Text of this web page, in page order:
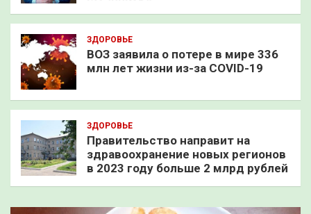
ЗДОРОВЬЕ
ВОЗ заявила о потере в мире 336
млн лет жизни из-за COVID-19
ЗДОРОВЬЕ
Правительство направит на
здравоохранение новых регионов
в 2023 году больше 2 млрд рублей